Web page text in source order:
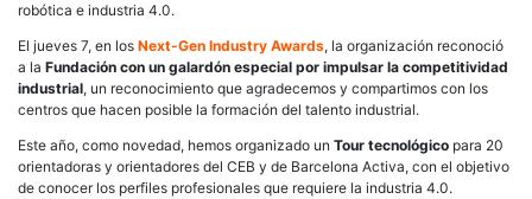
robótica e industria 4.0.
El jueves 7, en los Next-Gen Industry Awards, la organización reconoció
a la Fundación con un galardón especial por impulsar la competitividad
industrial, un reconocimiento que agradecemos y compartimos con los
centros que hacen posible la formación del talento industrial.
Este año, como novedad, hemos organizado un Tour tecnológico para 20
orientadoras y orientadores del CEB y de Barcelona Activa, con el objetivo
de conocer los perfiles profesionales que requiere la industria 4.0.